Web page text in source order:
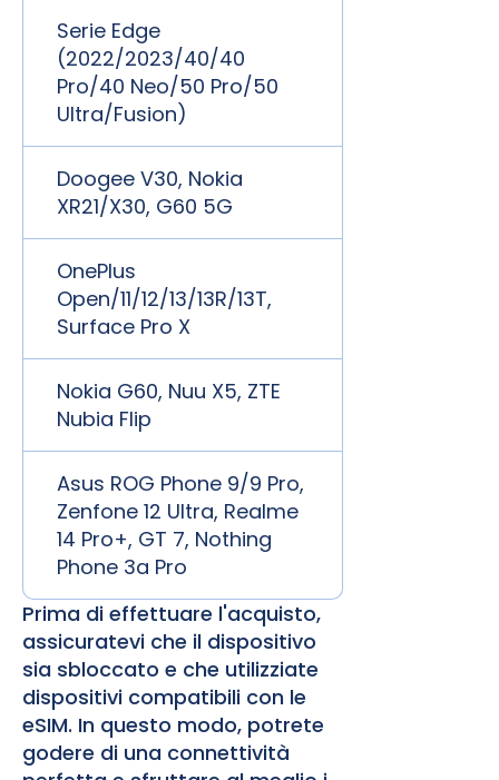
Serie Edge
(2022/2023/40/40
Pro/40 Neo/50 Pro/50
Ultra/Fusion)
Doogee V30, Nokia
XR21/X30, G60 5G
OnePlus
Open/11/12/13/13R/13T,
Surface Pro X
Nokia G60, Nuu X5, ZTE
Nubia Flip
Asus ROG Phone 9/9 Pro,
Zenfone 12 Ultra, Realme
14 Pro+, GT 7, Nothing
Phone 3a Pro
Prima di effettuare l'acquisto,
assicuratevi che il dispositivo
sia sbloccato e che utilizziate
dispositivi compatibili con le
eSIM. In questo modo, potrete
godere di una connettività